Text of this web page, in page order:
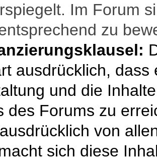
Im Forum
zu
ausdrücklich,
und die
des Forums zu
von
sich diese